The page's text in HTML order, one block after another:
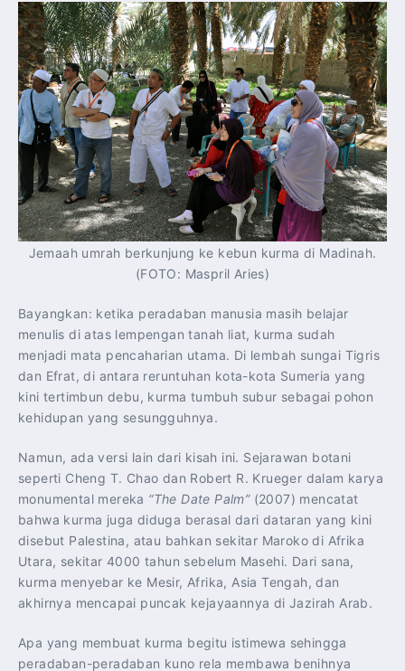
Jemaah umrah berkunjung ke kebun kurma di Madinah.
(FOTO: Maspril Aries)
Bayangkan: ketika peradaban manusia masih belajar
menulis di atas lempengan tanah liat, kurma sudah
menjadi mata pencaharian utama. Di lembah sungai Tigris
dan Efrat, di antara reruntuhan kota-kota Sumeria yang
kini tertimbun debu, kurma tumbuh subur sebagai pohon
kehidupan yang sesungguhnya.
Namun, ada versi lain dari kisah ini. Sejarawan botani
seperti Cheng T. Chao dan Robert R. Krueger dalam karya
monumental mereka “The Date Palm”(2007) mencatat
bahwa kurma juga diduga berasal dari dataran yang kini
disebut Palestina, atau bahkan sekitar Maroko di Afrika
Utara, sekitar 4000 tahun sebelum Masehi. Dari sana,
kurma menyebar ke Mesir, Afrika, Asia Tengah, dan
akhirnya mencapai puncak kejayaannya di Jazirah Arab.
Apa yang membuat kurma begitu istimewa sehingga
peradaban-peradaban kuno rela membawa benihnya